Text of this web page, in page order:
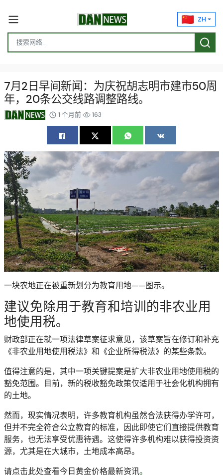
ZH
7月2日早间新闻：为庆祝胡志明市建市50周
年，20条公交线路调整路线。
1 个月前 163
一块农地正在被重新划分为教育用地——图示。
建议免除用于教育和培训的非农业用
地使用税。
财政部正在就一项法律草案征求意见，该草案旨在修订和补充
《非农业用地使用税法》和《企业所得税法》的某些条款。
值得注意的是，其中一项关键提案是扩大非农业用地使用税的
豁免范围。目前，新的税收豁免政策仅适用于社会化机构拥有
的土地。
然而，现实情况表明，许多教育机构虽然合法获得办学许可，
但并不完全符合公立教育的标准，因此即使它们直接提供教育
服务，也无法享受优惠待遇。这使得许多机构难以获得投资资
源，尤其是在大城市，土地成本高昂。
请点击此处查看今日黄金价格最新资讯。